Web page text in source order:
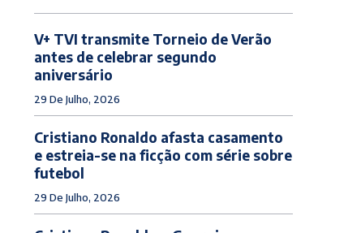
V+ TVI transmite Torneio de Verão
antes de celebrar segundo
aniversário
29 De Julho, 2026
Cristiano Ronaldo afasta casamento
e estreia-se na ficção com série sobre
futebol
29 De Julho, 2026